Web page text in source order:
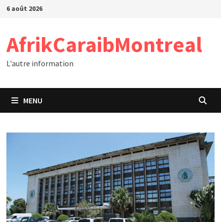
Passer
6 août 2026
AfrikCaraibMontreal
L'autre information
MENU